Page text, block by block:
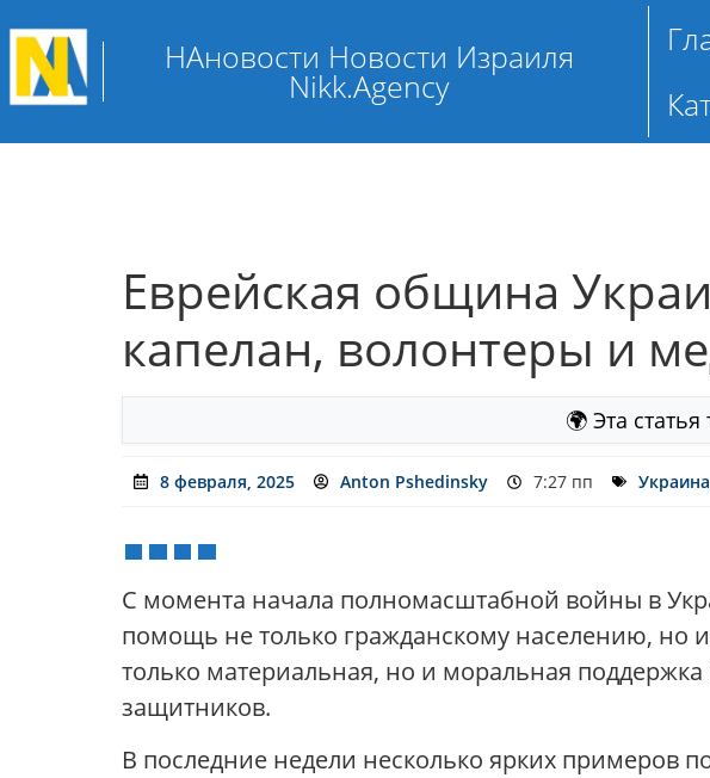
НАновости Новости Израиля
Nikk.Agency
Еврейская община
капелан, волонтеры и
🌍 Эта
8 февраля, 2025 Anton Pshedinsky 7:27 пп Украина
С момента начала полномасштабной войны в
помощь не только гражданскому населению,
только материальная, но и моральная
защитников.
В последние недели несколько ярких примеров